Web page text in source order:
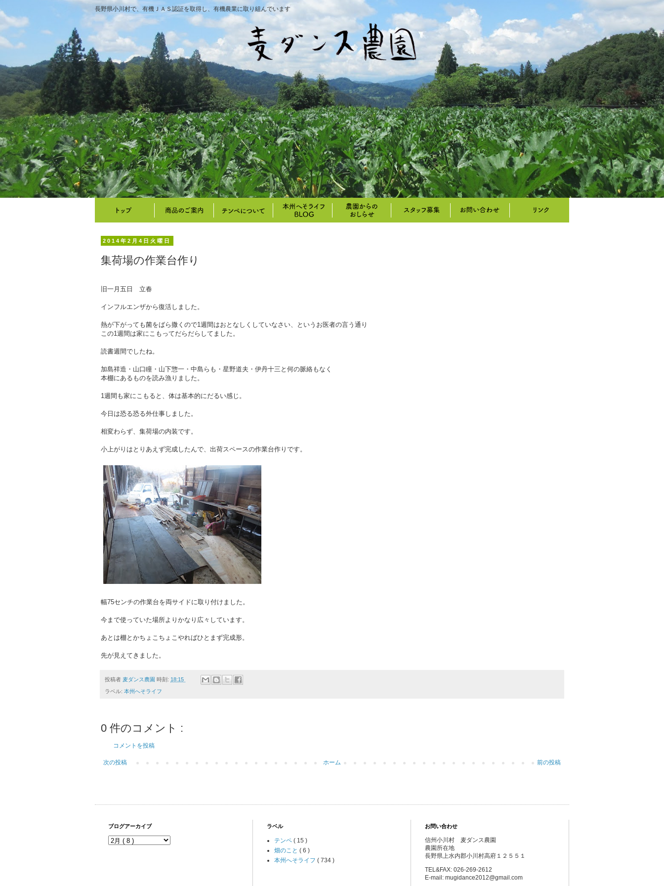
長野県小川村で、有機ＪＡＳ認証を取得し、有機農業に取り組んでいます
2014年2月4日火曜日
集荷場の作業台作り
旧一月五日 立春
インフルエンザから復活しました。
熱が下がっても菌をばら撒くので1週間はおとなしくしていなさい、というお医者の言う通り
この1週間は家にこもってだらだらしてました。
読書週間でしたね。
加島祥造・山口瞳・山下惣一・中島らも・星野道夫・伊丹十三と何の脈絡もなく
本棚にあるものを読み漁りました。
1週間も家にこもると、体は基本的にだるい感じ。
今日は恐る恐る外仕事しました。
相変わらず、集荷場の内装です。
小上がりはとりあえず完成したんで、出荷スペースの作業台作りです。
幅75センチの作業台を両サイドに取り付けました。
今まで使っていた場所よりかなり広々しています。
あとは棚とかちょこちょこやればひとまず完成形。
先が見えてきました。
投稿者 麦ダンス農園 時刻: 18:15
ラベル: 本州へそライフ
0 件のコメント :
コメントを投稿
次の投稿 前の投稿
ホーム
ブログアーカイブ ラベル
テンペ ( 15 )
畑のこと ( 6 )
本州へそライフ ( 734 )
お問い合わせ
信州小川村 麦ダンス農園
農園所在地
長野県上水内郡小川村高府１２５５１
TEL&FAX: 026-269-2612
E-mail: mugidance2012@gmail.com